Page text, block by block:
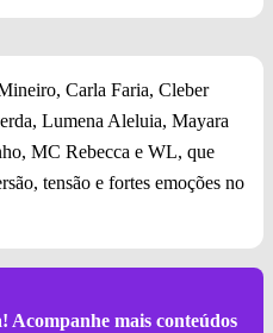
Carla Faria, Cleber
Lumena Aleluia, Mayara
MC Rebecca e WL, que
tensão e fortes emoções no
Acompanhe mais conteúdos